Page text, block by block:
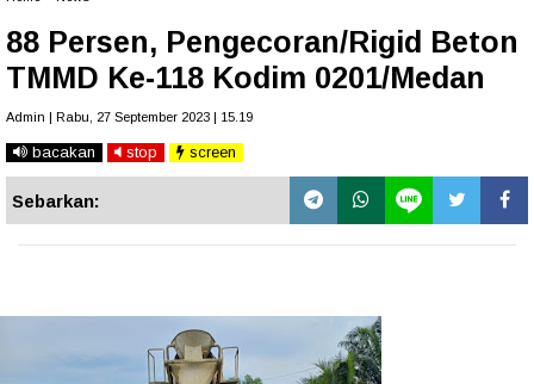
88 Persen, Pengecoran/Rigid Beton
TMMD Ke-118 Kodim 0201/Medan
Admin | Rabu, 27 September 2023 | 15.19
bacakan stop screen
Sebarkan: